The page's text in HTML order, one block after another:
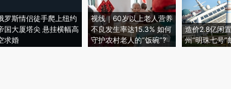
罗斯情侣徒手爬上纽约
国大厦塔尖 悬挂横幅高
求婚
视线｜60岁以上老人营养
不良发生率达15.3% 如何
守护农村老人的“饭碗”?
造价2.8亿闲
州“明珠七号”